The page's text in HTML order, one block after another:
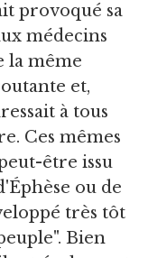
provoqué sa
médecins
la même
et,
à tous
Ces mêmes
être issu
ou de
très tôt
Bien